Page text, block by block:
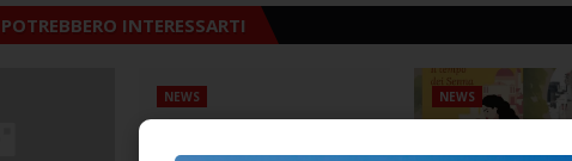
INTERESSARTI
NEWS NEWS